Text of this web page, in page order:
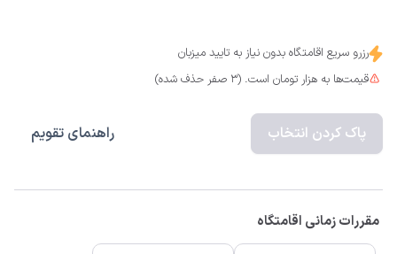
رزرو سریع اقامتگاه بدون نیاز به تایید میزبان
قیمت‌ها به هزار تومان است. (3 صفر حذف شده)
پاک کردن انتخاب راهنمای تقویم
مقررات زمانی اقامتگاه